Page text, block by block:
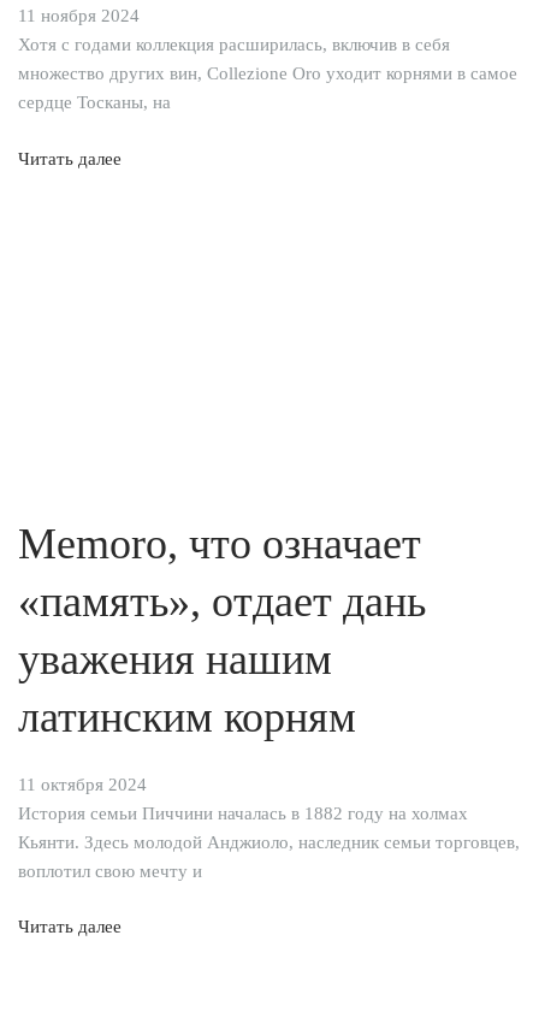
11 ноября 2024
Хотя с годами коллекция расширилась, включив в себя
множество других вин, Collezione Oro уходит корнями в самое
сердце Тосканы, на
Читать далее
Memoro, что означает
«память», отдает дань
уважения нашим
латинским корням
11 октября 2024
История семьи Пиччини началась в 1882 году на холмах
Кьянти. Здесь молодой Анджиоло, наследник семьи торговцев,
воплотил свою мечту и
Читать далее